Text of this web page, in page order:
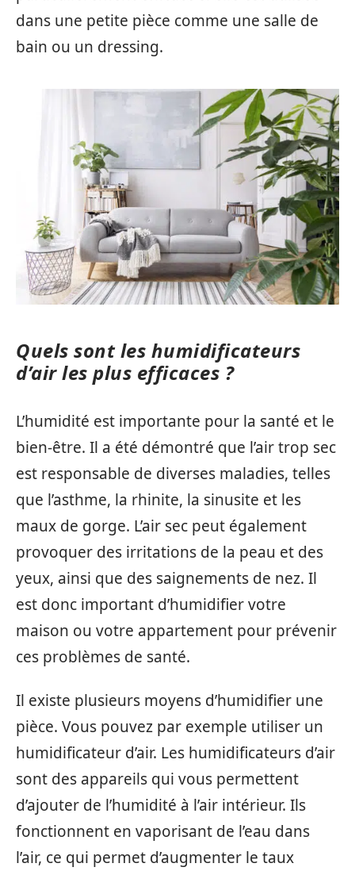
dans une petite pièce comme une salle de
bain ou un dressing.
Quels sont les humidificateurs
d’air les plus efficaces ?
L’humidité est importante pour la santé et le
bien-être. Il a été démontré que l’air trop sec
est responsable de diverses maladies, telles
que l’asthme, la rhinite, la sinusite et les
maux de gorge. L’air sec peut également
provoquer des irritations de la peau et des
yeux, ainsi que des saignements de nez. Il
est donc important d’humidifier votre
maison ou votre appartement pour prévenir
ces problèmes de santé.
Il existe plusieurs moyens d’humidifier une
pièce. Vous pouvez par exemple utiliser un
humidificateur d’air. Les humidificateurs d’air
sont des appareils qui vous permettent
d’ajouter de l’humidité à l’air intérieur. Ils
fonctionnent en vaporisant de l’eau dans
l’air, ce qui permet d’augmenter le taux